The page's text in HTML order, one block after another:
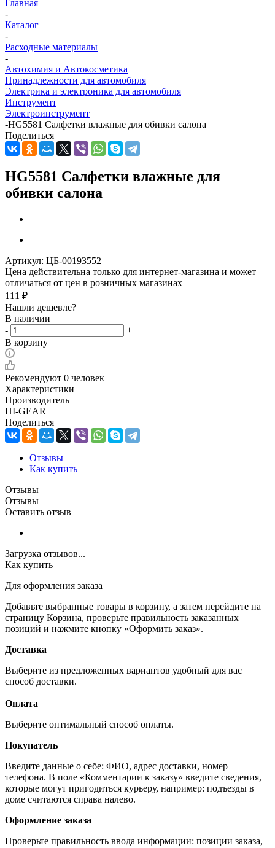
Главная
-
Каталог
-
Расходные материалы
-
Автохимия и Автокосметика
Принадлежности для автомобиля
Электрика и электроника для автомобиля
Инструмент
Электроинструмент
-HG5581 Салфетки влажные для обивки салона
Поделиться
HG5581 Салфетки влажные для
обивки салона
Артикул: ЦБ-00193552
Цена действительна только для интернет-магазина и может
отличаться от цен в розничных магазинах
111 ₽
Нашли дешевле?
В наличии
-
+
В корзину
Рекомендуют 0 человек
Характеристики
Производитель
HI-GEAR
Поделиться
Отзывы
Как купить
Отзывы
Отзывы
Оставить отзыв
Загрузка отзывов...
Как купить
Для оформления заказа
Добавьте выбранные товары в корзину, а затем перейдите на
страницу Корзина, проверьте правильность заказанных
позиций и нажмите кнопку «Оформить заказ».
Доставка
Выберите из предложенных вариантов удобный для вас
способ доставки.
Оплата
Выберите оптимальный способ оплаты.
Покупатель
Введите данные о себе: ФИО, адрес доставки, номер
телефона. В поле «Комментарии к заказу» введите сведения,
которые могут пригодиться курьеру, например: подъезды в
доме считаются справа налево.
Оформление заказа
Проверьте правильность ввода информации: позиции заказа,